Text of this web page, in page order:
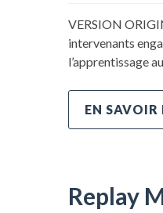
VERSION
intervenants
l’apprentissage
EN SAVOIR
Replay